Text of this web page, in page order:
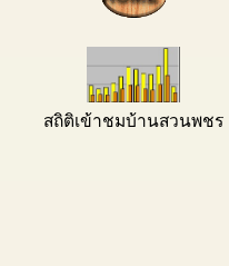
สถิติเข้าชมบ้านสวนพชร